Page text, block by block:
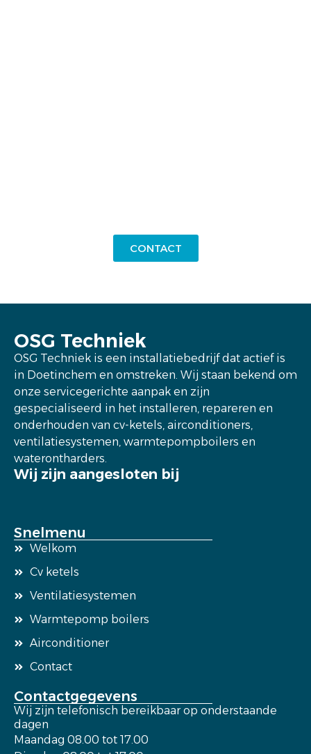
CONTACT
OSG Techniek
OSG Techniek is een installatiebedrijf dat actief is
in Doetinchem en omstreken. Wij staan bekend om
onze servicegerichte aanpak en zijn
gespecialiseerd in het installeren, repareren en
onderhouden van cv-ketels, airconditioners,
ventilatiesystemen, warmtepompboilers en
waterontharders.
Wij zijn aangesloten bij
Snelmenu
Welkom
Cv ketels
Ventilatiesystemen
Warmtepomp boilers
Airconditioner
Contact
Contactgegevens
Wij zijn telefonisch bereikbaar op onderstaande
dagen
Maandag 08.00 tot 17.00